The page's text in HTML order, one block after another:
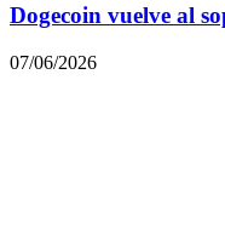
Dogecoin vuelve al
07/06/2026